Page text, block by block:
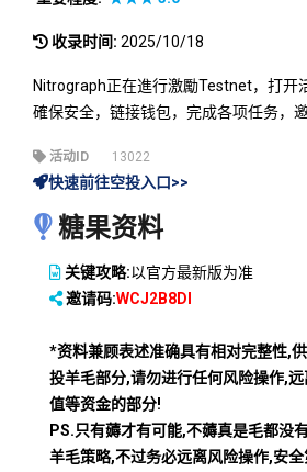
收录时间: 2025/10/18
Nitrograph正在進行激勵Testnet，打开
確保安全，链接钱包，完成各项任务，
活动ID 13022
快速前往空投入口>>
糖果资料
关键攻略:以官方最新版为准
邀请码:WCJ2B8DI
*资料兼顾表述准确具有相对完整性,
投羊毛部分,请勿进行任何风险操作,
值等资金的部分!
PS.只有薅才有可能,不薅真是毛都没
羊毛策略,不过务必远离风险操作,安